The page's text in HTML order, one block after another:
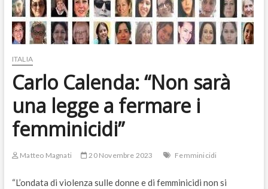
ITALIA
Carlo Calenda: “Non sarà
una legge a fermare i
femminicidi”
Matteo Magnati 20 Novembre 2023 Femminicidi
“L’ondata di violenza sulle donne e di femminicidi non si